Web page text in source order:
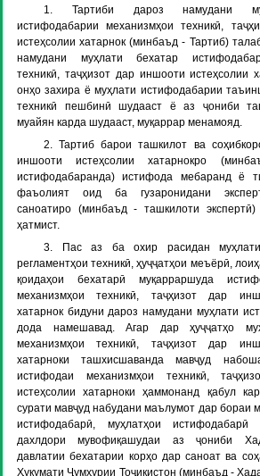
1. Тартиби дароз намудани
истифодабарии механизмҳои техникӣ,
истеҳсолии хатарнок (минбаъд - Тартиб)
намудани муҳлати бехатар
техникӣ, таҷҳизот дар иншооти истеҳсолии
онҳо захира ё муҳлати истифодабарии
техникӣ пешбинӣ шудааст ё аз ҷониби
муайян карда шудааст, муқаррар менамояд.
2. Тартиб барои ташкилот ва
иншооти истеҳсолии хатарнокро
истифодабаранда) истифода мебаранд ё
фаъолият оид ба гузаронидани
саноатиро (минбаъд - ташкилоти
ҳатмист.
3. Пас аз ба охир расидан
регламентҳои техникӣ, ҳуҷҷатҳои меъёрӣ,
қоидаҳои бехатарӣ муқарраршуда
механизмҳои техникӣ, таҷҳизот дар
хатарнок бидуни дароз намудани муҳлати
дода намешавад. Агар дар ҳуҷҷатҳо
механизмҳои техникӣ, таҷҳизот дар
хатарноки ташхисшаванда мавҷуд
истифодаи механизмҳои техникӣ,
истеҳсолии хатарноки ҳаммонанд қабул
сурати мавҷуд набудани маълумот дар бораи
истифодабарӣ, муҳлатҳои
дахлдори мувофиқашудаи аз ҷониби
давлатии бехатарии корҳо дар саноат ва
Ҳукумати Ҷумҳурии Тоҷикистон (минбаъд -